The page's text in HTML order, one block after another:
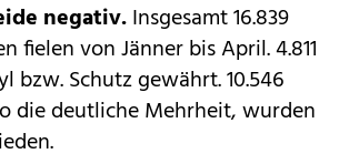
negativ.Insgesamt 16.839
fielen von Jänner bis April. 4.811
bzw. Schutz gewährt. 10.546
die deutliche Mehrheit, wurden